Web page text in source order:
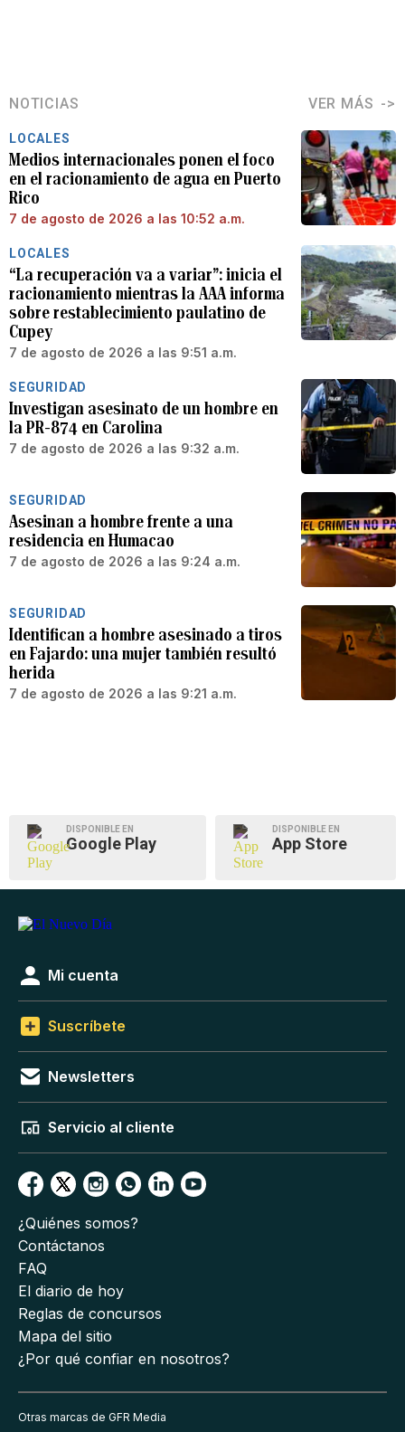
NOTICIAS VER MÁS
LOCALES
Medios internacionales ponen el foco
en el racionamiento de agua en Puerto
Rico
7 de agosto de 2026 a las 10:52 a.m.
LOCALES
“La recuperación va a variar”: inicia el
racionamiento mientras la AAA informa
sobre restablecimiento paulatino de
Cupey
7 de agosto de 2026 a las 9:51 a.m.
SEGURIDAD
Investigan asesinato de un hombre en
la PR-874 en Carolina
7 de agosto de 2026 a las 9:32 a.m.
SEGURIDAD
Asesinan a hombre frente a una
residencia en Humacao
7 de agosto de 2026 a las 9:24 a.m.
SEGURIDAD
Identifican a hombre asesinado a tiros
en Fajardo: una mujer también resultó
herida
7 de agosto de 2026 a las 9:21 a.m.
DISPONIBLE EN
Google Play
DISPONIBLE EN
App Store
Mi cuenta
Suscríbete
Newsletters
Servicio al cliente
¿Quiénes somos?
Contáctanos
FAQ
El diario de hoy
Reglas de concursos
Mapa del sitio
¿Por qué confiar en nosotros?
Otras marcas de GFR Media